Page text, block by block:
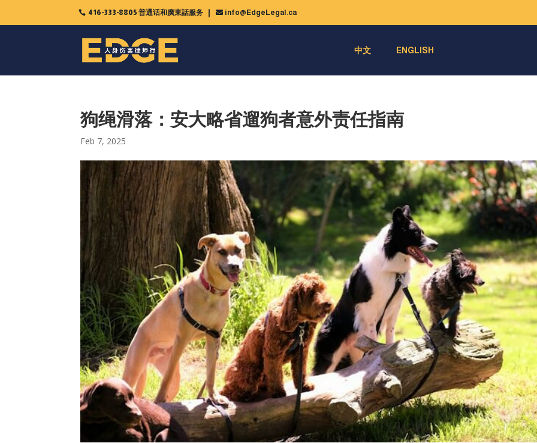
416-333-8805 普通话和廣東話服务  info@EdgeLegal.ca
中文 ENGLISH
狗绳滑落：安大略省遛狗者意外责任指南
Feb 7, 2025